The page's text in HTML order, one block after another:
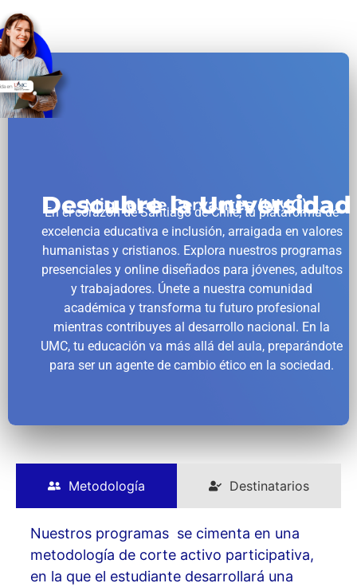
Miguel de Cervantes (UMC)
Descubre la Universidad
En el corazón de Santiago de Chile, tu plataforma de
excelencia educativa e inclusión, arraigada en valores
humanistas y cristianos. Explora nuestros programas
presenciales y online diseñados para jóvenes, adultos
y trabajadores. Únete a nuestra comunidad
académica y transforma tu futuro profesional
mientras contribuyes al desarrollo nacional. En la
UMC, tu educación va más allá del aula, preparándote
para ser un agente de cambio ético en la sociedad.
Metodología Destinatarios
Nuestros programas se cimenta en una
metodología de corte activo participativa,
en la que el estudiante desarrollará una